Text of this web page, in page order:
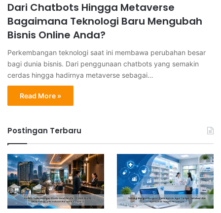
Dari Chatbots Hingga Metaverse
Bagaimana Teknologi Baru Mengubah
Bisnis Online Anda?
Perkembangan teknologi saat ini membawa perubahan besar
bagi dunia bisnis. Dari penggunaan chatbots yang semakin
cerdas hingga hadirnya metaverse sebagai…
Read More »
Postingan Terbaru